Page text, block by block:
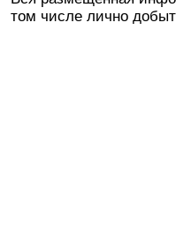
том числе лично